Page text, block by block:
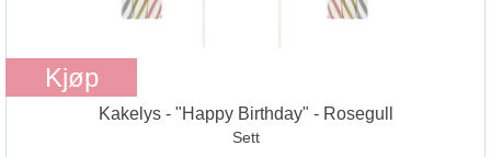
Kjøp
Kakelys - "Happy Birthday" - Rosegull
Sett